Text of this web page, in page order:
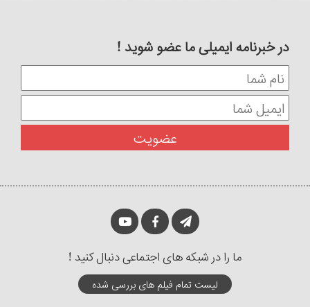
در خبرنامه ایمیلی ما عضو شوید !
ما را در شبکه های اجتماعی دنبال کنید !
لیست تمام فیلم های بررسی شده